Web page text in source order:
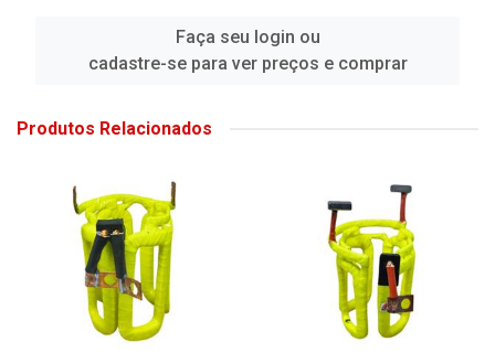
Faça seu login ou
cadastre-se para ver preços e comprar
Produtos Relacionados